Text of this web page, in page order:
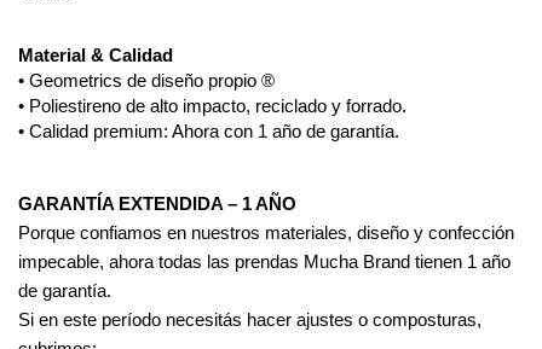
Material & Calidad
• Geometrics de diseño propio ®
• Poliestireno de alto impacto, reciclado y forrado.
• Calidad premium: Ahora con 1 año de garantía.
GARANTÍA EXTENDIDA – 1 AÑO
Porque confiamos en nuestros materiales, diseño y confección
impecable, ahora todas las prendas Mucha Brand tienen 1 año
de garantía.
Si en este período necesitás hacer ajustes o composturas,